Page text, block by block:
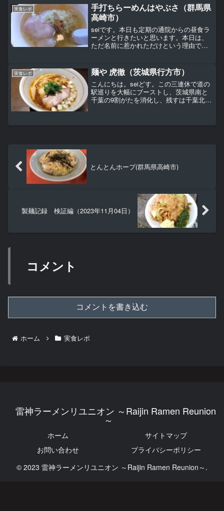
豊富）...
実食レポ
手打ちらーめんはやぶさ（群馬県
高崎市）
seiです。本日も定期の通院からの昼食ラ
ーメンと行きたいと思います。本日は、
ただ名前に惹かれただけという理由で、
メニューです。そんなに種類は多くない
です。伊吹いりこと鰹...
実食レポ 麺や 虎徹（茨城県行方市）
こんにちは。seiどす。この三連休で道の
駅巡りを大幅にブーストし、茨城県南と
千葉の9割がたを消化し、残すは千葉北西
にありがとうございますｗってことで、
とんとんホープ(群馬県高崎市)
製麺記録 検証編（2023年11月04日）
コメント
コメントを書き込む
ホーム 実食レポ
雷神ラーメンリユニオン ～Raijin Ramen Reunion
～
ホーム
サイトマップ
お問い合わせ
プライバシーポリシー
© 2023 雷神ラーメンリユニオン ～Raijin Ramen Reunion～.